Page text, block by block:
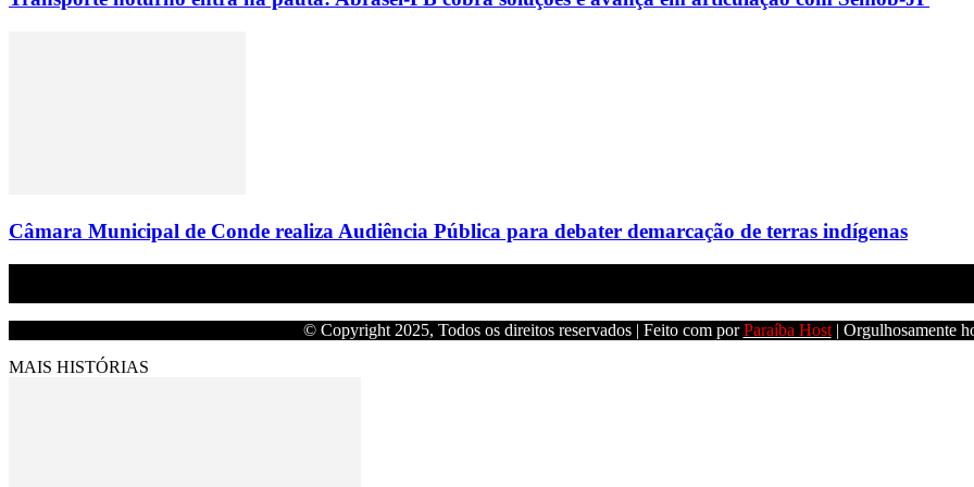
Câmara Municipal de Conde realiza Audiência Pública para debater demarcação de terras indígenas
© Copyright 2025, Todos os direitos reservados | Feito com porParaíba Host| Orgulhosamente
MAIS HISTÓRIAS